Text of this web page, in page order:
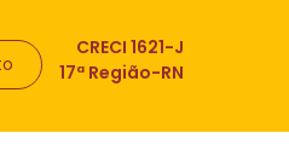
CRECI 1621-J
17ª Região-RN